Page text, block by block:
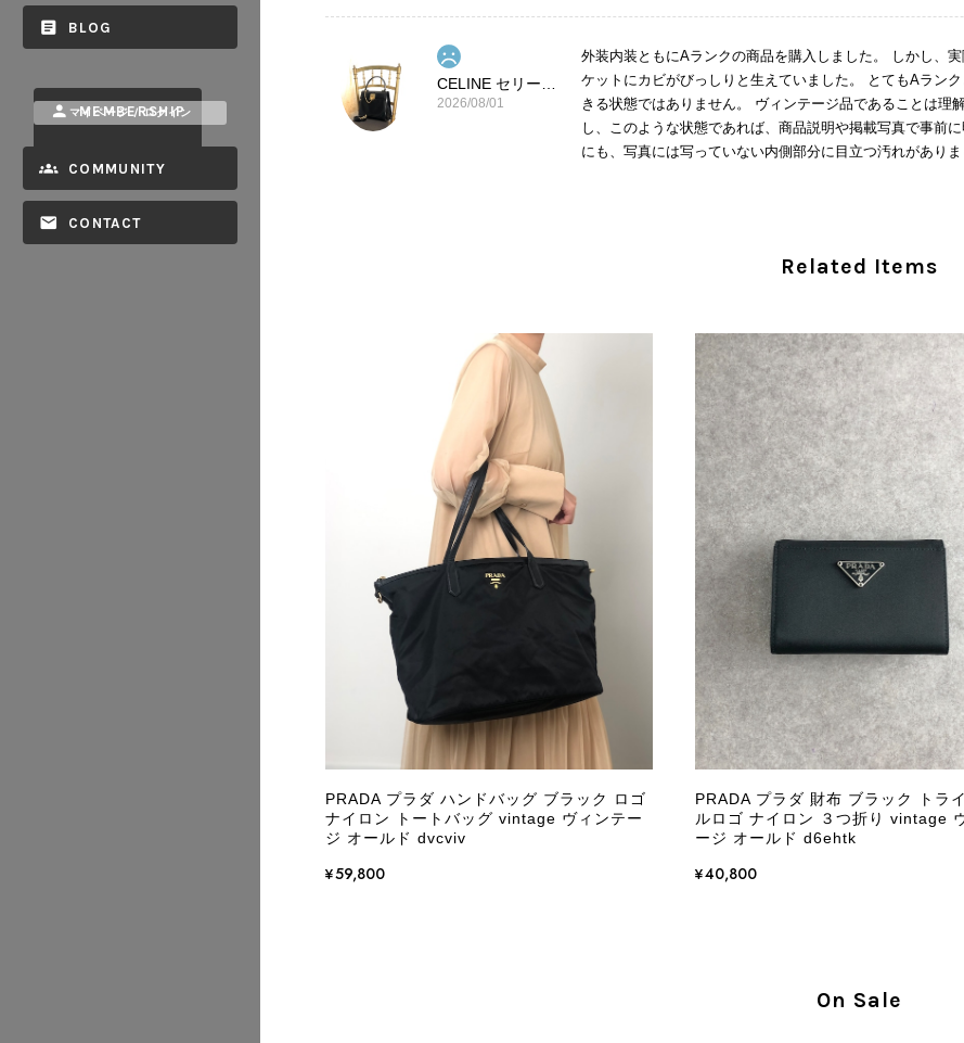
BLOG
MEMBERSHIP
マイページ / ログイン
COMMUNITY
CONTACT
2026/08/01
外装内装ともにAランクの商品を購入しました。 しかし、
ケットにカビがびっしりと生えていました。 とてもAラン
きる状態ではありません。 ヴィンテージ品であることは
し、このような状態であれば、商品説明や掲載写真で事前
にも、写真には写っていない内側部分に目立つ汚れがあり
回の商品につきましては、当店よりご連絡の
バッグは、外装と内装をそれぞれ確認し、個
の状態全体を判断しないためです。また、確
す。 ご不快な思いをされた中で、率直なご意
指摘を重く受け止め、まずは商品の状態を丁
確認された場合には、当店の検品時の見落と
し、全スタッフで共有してまいります。 オン
状態確認とご案内に努めてまいります。
商品が直ぐに届きました。思った以上に素敵なお品でした
この度はご購入いただき、そして素敵なレビ
き、また迅速にお届けできたとのこと、大変
た」とのお言葉をいただき、スタッフ一同と
永くご愛用いただけましたら幸いです。 また
軽にご相談ください。 またご縁がございまし
Related Items
PRADA プラダ ハンドバッグ ブラック ロゴ
ナイロン トートバッグ vintage ヴィンテー
ジ オールド dvcviv
¥59,800
PRADA プラダ 財布 ブラック トラ
ルロゴ ナイロン ３つ折り vintage
ージ オールド d6ehtk
¥40,800
On Sale